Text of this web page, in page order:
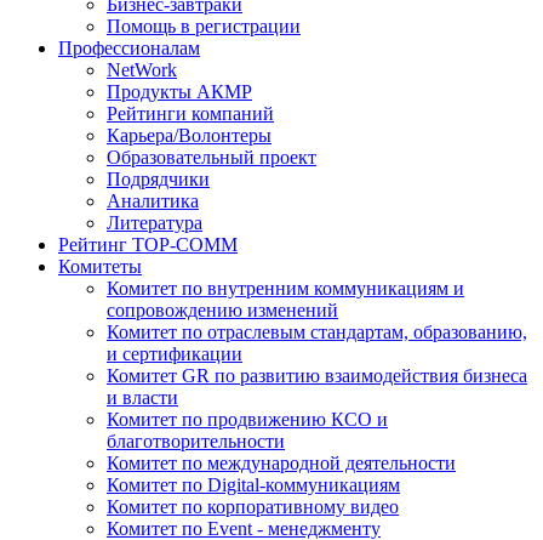
Бизнес-завтраки
Помощь в регистрации
Профессионалам
NetWork
Продукты АКМР
Рейтинги компаний
Карьера/Волонтеры
Образовательный проект
Подрядчики
Аналитика
Литература
Рейтинг TOP-COMM
Комитеты
Комитет по внутренним коммуникациям и
сопровождению изменений
Комитет по отраслевым стандартам, образованию,
и сертификации
Комитет GR по развитию взаимодействия бизнеса
и власти
Комитет по продвижению КСО и
благотворительности
Комитет по международной деятельности
Комитет по Digital-коммуникациям
Комитет по корпоративному видео
Комитет по Event - менеджменту